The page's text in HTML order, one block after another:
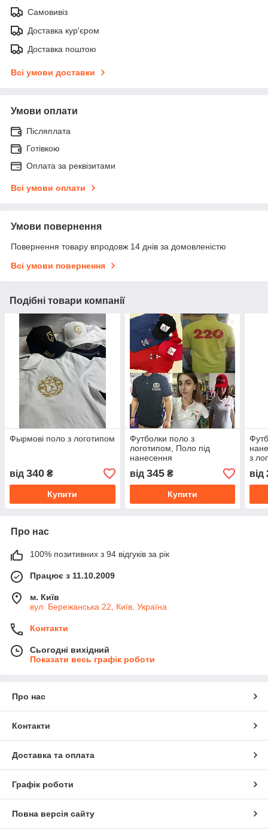
Самовивіз
Доставка кур'єром
Доставка поштою
Всі умови доставки
Умови оплати
Післяплата
Готівкою
Оплата за реквізитами
Всі умови оплати
Умови повернення
Повернення товару впродовж 14 днів за домовленістю
Всі умови повернення
Подібні товари компанії
Фырмові поло з логотипом
від 340 ₴
Купити
Футболки поло з
логотипом, Поло під
нанесення
від 345₴
Купити
з
від
Про нас
100% позитивних з 94 відгуків за рік
Працює з 11.10.2009
м. Київ
вул. Бережанська 22, Київ, Україна
Контакти
Сьогодні вихідний
Показати весь графік роботи
Про нас
Контакти
Доставка та оплата
Графік роботи
Повна версія сайту